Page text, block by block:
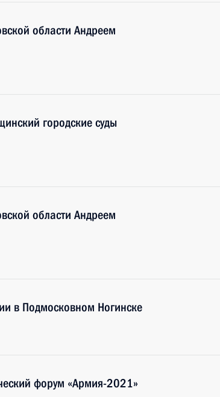
области Андреем
городские суды
области Андреем
в Подмосковном Ногинске
форум «Армия-2021»